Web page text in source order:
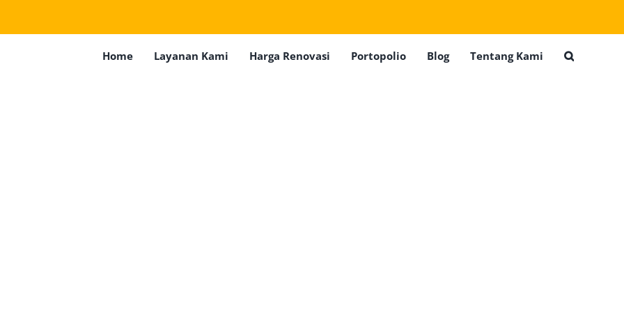
Home Layanan Kami Harga Renovasi Portopolio Blog Tentang Kami